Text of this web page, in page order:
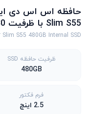
حافظه اس اس دی
Slim S55 با ظرفیت 480 گیگابایت
Slim S55 480GB Internal SSD
ظرفیت حافظه SSD
480GB
فرم فکتور
2.5 اینچ